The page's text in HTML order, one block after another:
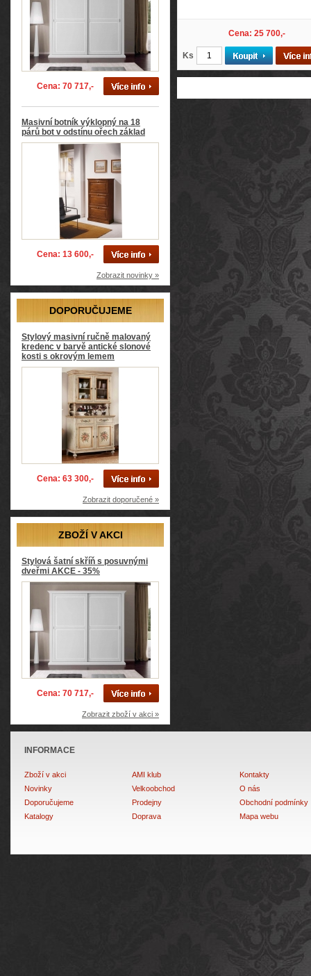
Cena: 70 717,-
Masivní botník výklopný na 18
párů bot v odstínu ořech základ
Cena: 13 600,-
Zobrazit novinky »
DOPORUČUJEME
Stylový masivní ručně malovaný
kredenc v barvě antické slonové
kosti s okrovým lemem
Cena: 63 300,-
Zobrazit doporučené »
ZBOŽÍ V AKCI
Stylová šatní skříň s posuvnými
dveřmi AKCE - 35%
Cena: 70 717,-
Zobrazit zboží v akci »
Cena: 25 700,-
Ks
INFORMACE
Zboží v akci
Novinky
Doporučujeme
Katalogy
AMI klub
Velkoobchod
Prodejny
Doprava
Kontakty
O nás
Obchodní podmínky
Mapa webu